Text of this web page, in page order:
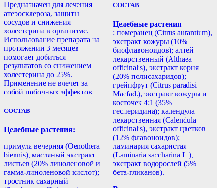
Предназначен для лечения
атеросклероза, защиты
сосудов и снижения
холестерина в организме.
Использование препарата на
протяжении 3 месяцев
помогает добиться
результатов со снижением
холестерина до 25%.
Применение не влечет за
собой побочных эффектов.
СОСТАВ
Целебные растения:
примула вечерняя (Oenothera
biennis), масляный экстракт
листьев (20% линоленовой и
гамма-линоленовой кислот);
тростник сахарный
СОСТАВ
Целебные растения
: померанец (Citrus aurantium),
экстракт кожуры (10%
биофлавоноидов); алтей
лекарственный (Althaea
officinalis), экстракт корня
(20% полисахаридов);
грейпфрут (Citrus paradisi
Macfad.), экстракт кожуры и
косточек 4:1 (35%
гесперидина); календула
лекарственная (Calendula
officinalis), экстракт цветков
(12% флавоноидов);
ламинария сахаристая
(Laminaria saccharina L.),
экстракт водорослей (5%
бета-гликанов).